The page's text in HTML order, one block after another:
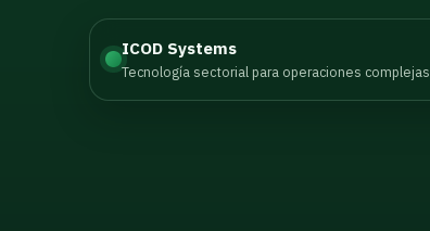
ICOD Systems
Tecnología sectorial para operaciones complejas